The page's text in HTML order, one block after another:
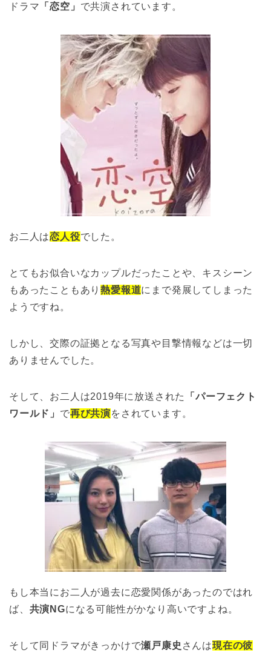
ドラマ 「恋空」 で共演されています。
お二人は恋人役でした。
とてもお似合いなカップルだったことや、キスシーン
もあったこともあり熱愛報道にまで発展してしまった
ようですね。
しかし、交際の証拠となる写真や目撃情報などは一切
ありませんでした。
そして、お二人は2019年に放送された
「パーフェクト
ワールド」 で再び共演をされています。
もし本当にお二人が過去に恋愛関係があったのではれ
ば、 共演NGになる可能性がかなり高いですよね。
そして同ドラマがきっかけで瀬戸康史 さんは現在の彼